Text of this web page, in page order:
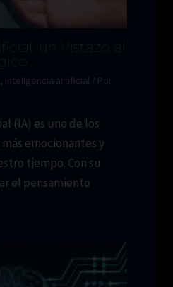
un Vistazo al
, inteligencia artificial / Por
(IA) es uno de los
emocionantes y
tiempo. Con su
el pensamiento